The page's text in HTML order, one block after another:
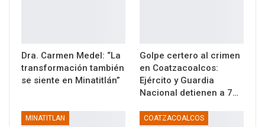
Dra. Carmen Medel: “La
transformación también
se siente en Minatitlán”
Golpe certero al crimen
en Coatzacoalcos:
Ejército y Guardia
Nacional detienen a 7…
MINATITLAN COATZACOALCOS